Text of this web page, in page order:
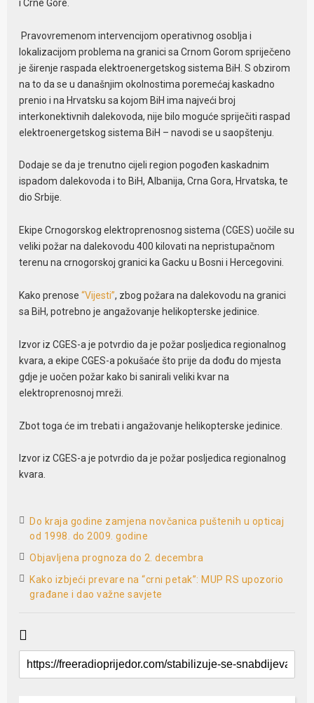
i Crne Gore.
Pravovremenom intervencijom operativnog osoblja i
lokalizacijom problema na granici sa Crnom Gorom spriječeno
je širenje raspada elektroenergetskog sistema BiH. S obzirom
na to da se u današnjim okolnostima poremećaj kaskadno
prenio i na Hrvatsku sa kojom BiH ima najveći broj
interkonektivnih dalekovoda, nije bilo moguće spriječiti raspad
elektroenergetskog sistema BiH – navodi se u saopštenju.
Dodaje se da je trenutno cijeli region pogođen kaskadnim
ispadom dalekovoda i to BiH, Albanija, Crna Gora, Hrvatska, te
dio Srbije.
Ekipe Crnogorskog elektroprenosnog sistema (CGES) uočile su
veliki požar na dalekovodu 400 kilovati na nepristupačnom
terenu na crnogorskoj granici ka Gacku u Bosni i Hercegovini.
Kako prenose“Vijesti”, zbog požara na dalekovodu na granici
sa BiH, potrebno je angažovanje helikopterske jedinice.
Izvor iz CGES-a je potvrdio da je požar posljedica regionalnog
kvara, a ekipe CGES-a pokušaće što prije da dođu do mjesta
gdje je uočen požar kako bi sanirali veliki kvar na
elektroprenosnoj mreži.
Zbot toga će im trebati i angažovanje helikopterske jedinice.
Izvor iz CGES-a je potvrdio da je požar posljedica regionalnog
kvara.
Do kraja godine zamjena novčanica puštenih u opticaj
od 1998. do 2009. godine
Objavljena prognoza do 2. decembra
Kako izbjeći prevare na “crni petak”: MUP RS upozorio
građane i dao važne savjete